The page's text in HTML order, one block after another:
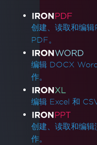
产品链接
创建、读取和编
PDF。
编辑 DOCX
作。
编辑 Excel 和
创建、读取和编
作。